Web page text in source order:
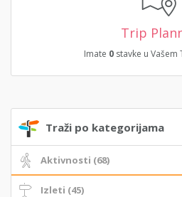
Trip
Imate 0 stavke u
Traži po kategorijama
Aktivnosti (68)
Izleti (45)